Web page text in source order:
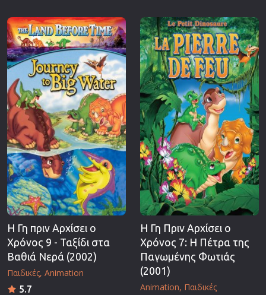
Η Γη πριν Αρχίσει ο
Χρόνος 9 - Ταξίδι στα
Βαθιά Νερά (2002)
Παιδικές Animation
5.7
Η Γη Πριν Αρχίσει ο
Χρόνος 7: Η Πέτρα της
Παγωμένης Φωτιάς
(2001)
Animation Παιδικές